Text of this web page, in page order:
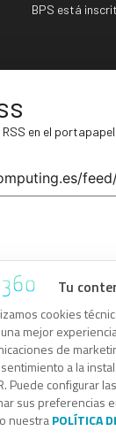
Tu
cookies
mejor
de
a la
Puede configurar
sus preferencias
nuestraPOLÍTICA
BPS está
en el
en el